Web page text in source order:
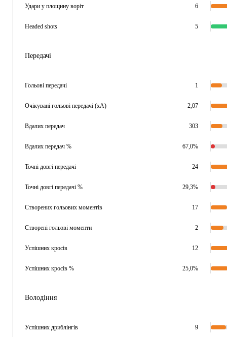
Удари у площину воріт 6
Headed shots 5
Передачі
Гольові передачі 1
Очікувані гольові передачі (xA) 2,07
Вдалих передач 303
Вдалих передач % 67,0%
Точні довгі передачі 24
Точні довгі передачі % 29,3%
Створених гольових моментів 17
Створені гольові моменти 2
Успішних кросів 12
Успішних кросів % 25,0%
Володіння
Успішних дриблінгів 9